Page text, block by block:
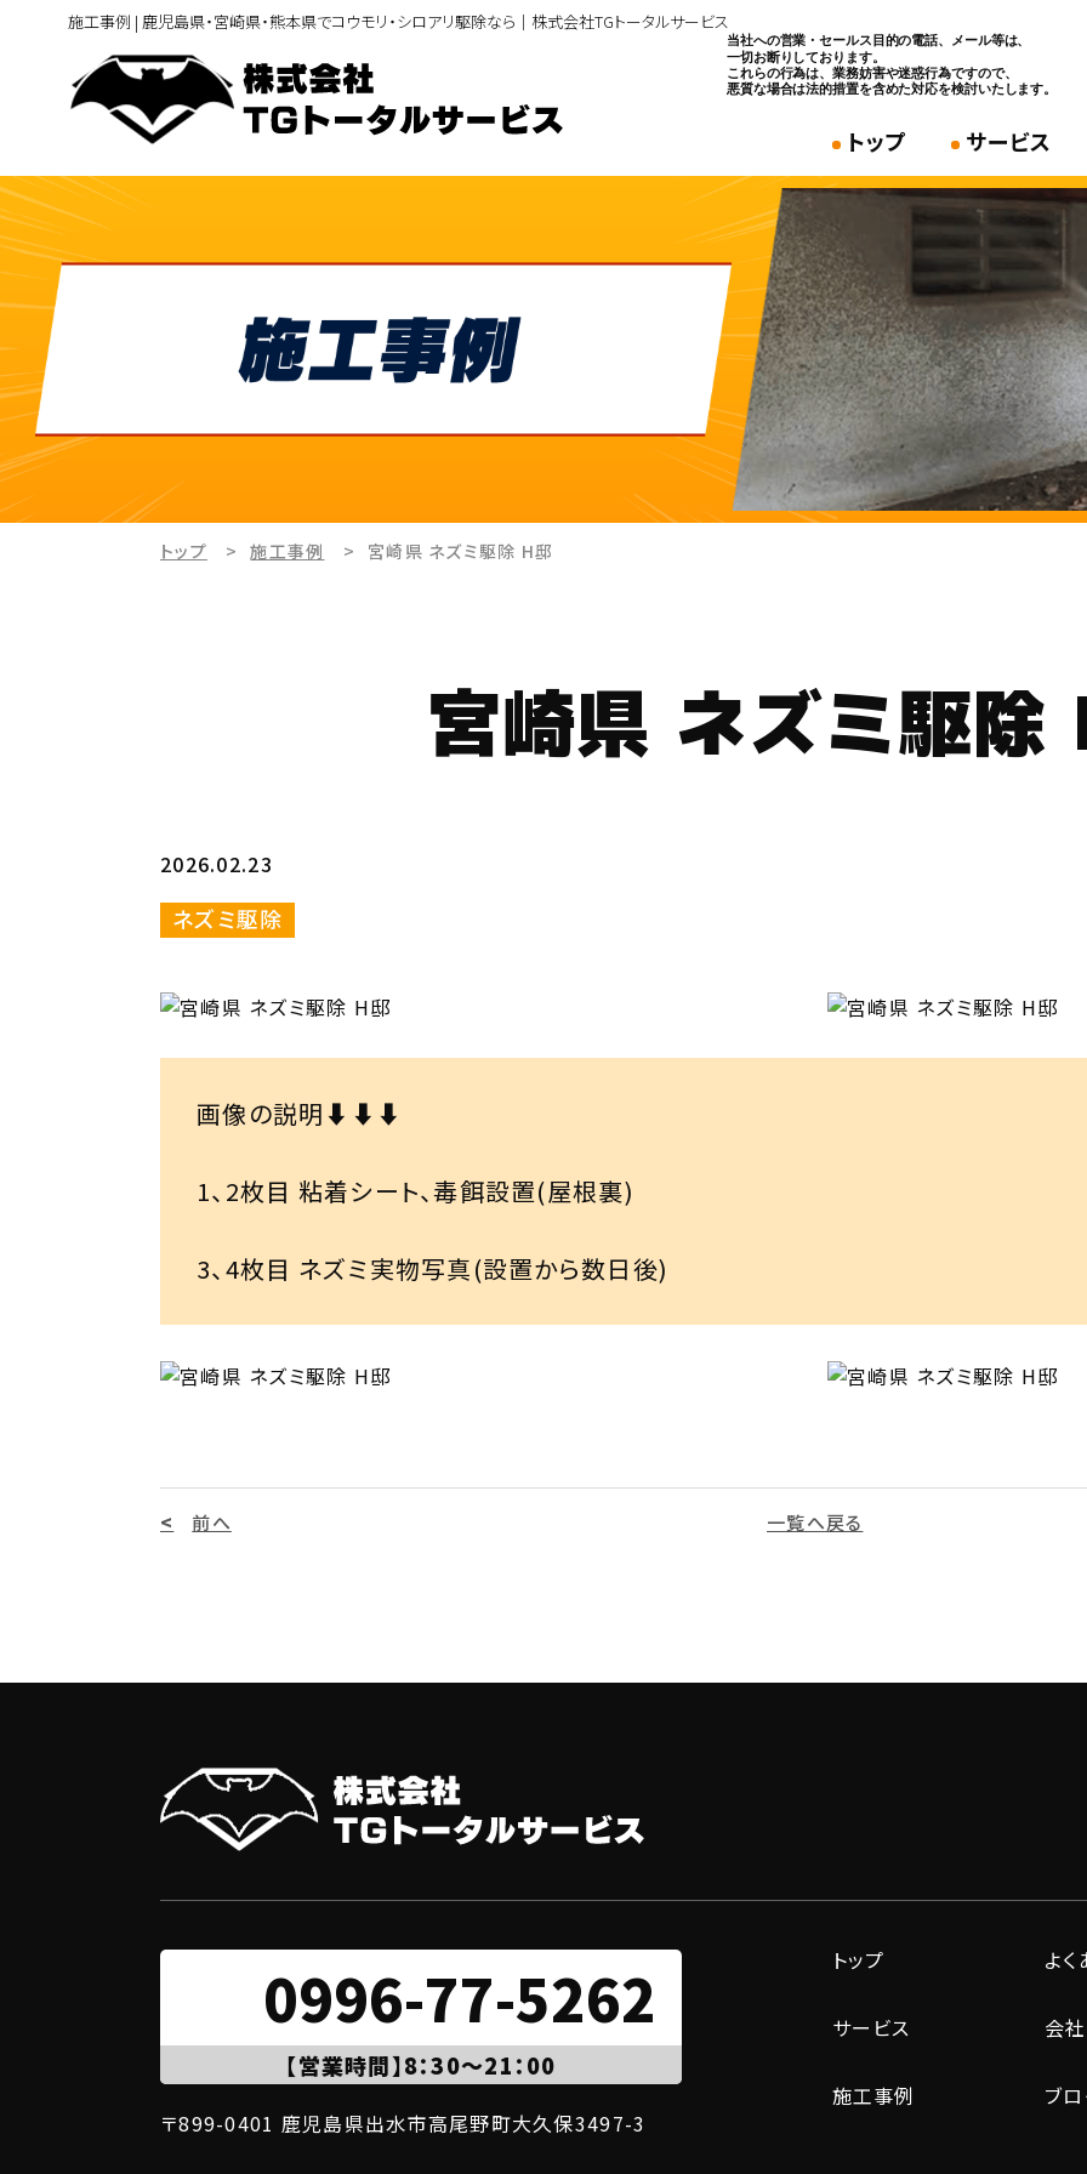
施工事例 | 鹿児島県・宮崎県・熊本県でコウモリ・シロアリ駆除なら｜株式会社TGトータルサービス
トップ サービス
トップ 施工事例 宮崎県 ネズミ駆除 H邸
宮崎県 ネズミ駆除
2026.02.23
ネズミ駆除
画像の説明⬇⬇⬇
1、2枚目 粘着シート、毒餌設置(屋根裏)
3、4枚目 ネズミ実物写真(設置から数日後)
前へ 一覧へ戻る
0996-77-5262
【営業時間】8：30～21：00
〒899-0401 鹿児島県出水市高尾野町大久保3497-3
トップ よ
サービス 会
施工事例 ブ